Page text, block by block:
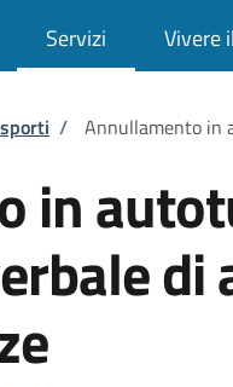
Servizi Vivere
/ Annullamento in
in
di